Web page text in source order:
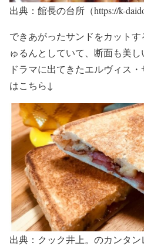
出典：館長の台所（https://k-
できあがったサンドをカットす
ゅるんとしていて、断面も美し
ドラマに出てきたエルヴィス・
はこちら↓
出典：クック井上。のカンタン